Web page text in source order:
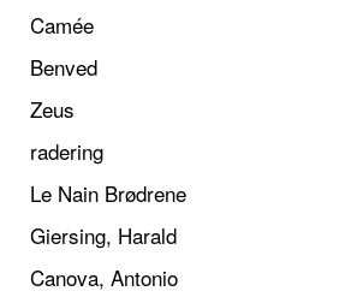
Camée
Benved
Zeus
radering
Le Nain Brødrene
Giersing, Harald
Canova, Antonio